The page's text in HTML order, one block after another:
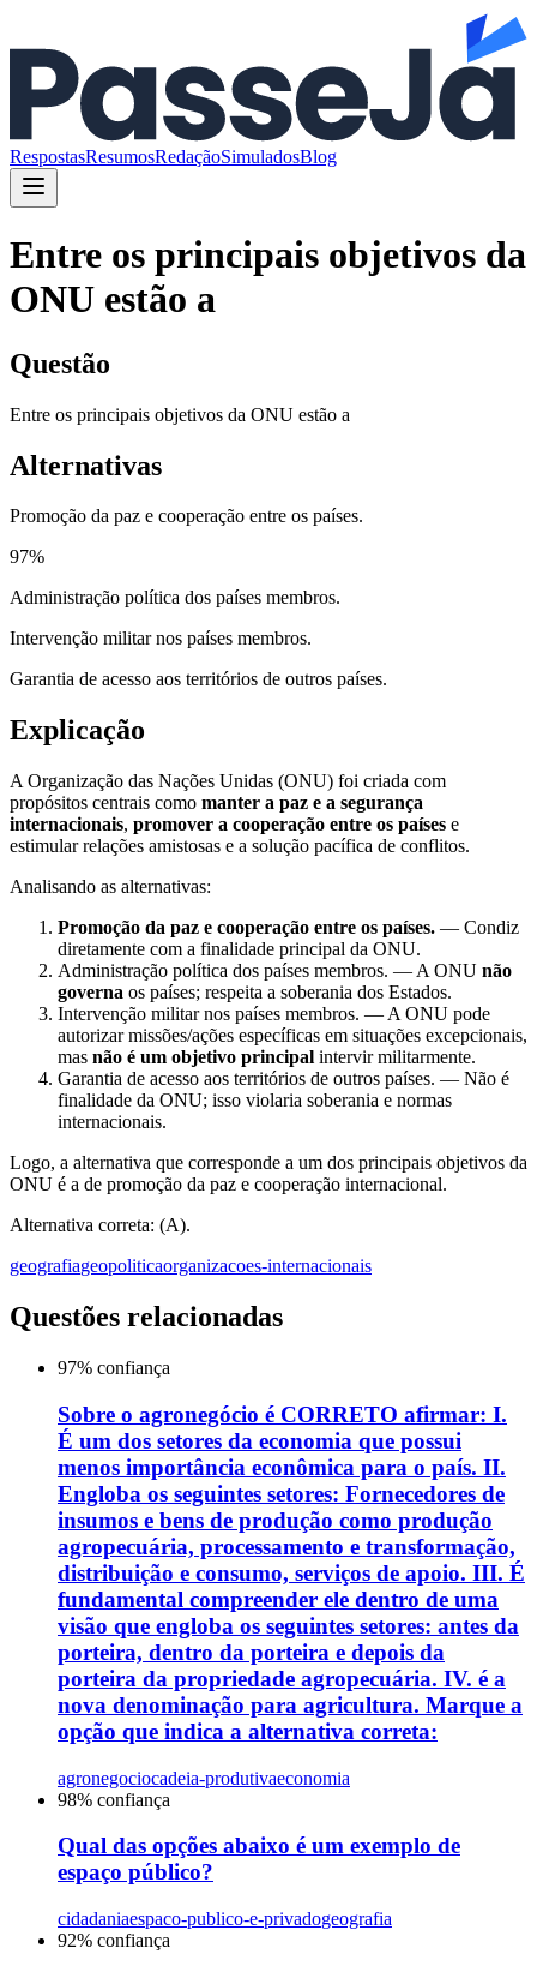
RespostasResumosRedaçãoSimuladosBlog
Entre os principais objetivos da
ONU estão a
Questão
Entre os principais objetivos da ONU estão a
Alternativas
Promoção da paz e cooperação entre os países.
97%
Administração política dos países membros.
Intervenção militar nos países membros.
Garantia de acesso aos territórios de outros países.
Explicação
A Organização das Nações Unidas (ONU) foi criada com
propósitos centrais como manter a paz e a segurança
internacionais, promover a cooperação entre os países e
estimular relações amistosas e a solução pacífica de conflitos.
Analisando as alternativas:
Promoção da paz e cooperação entre os países. — Condiz
diretamente com a finalidade principal da ONU.
Administração política dos países membros. — A ONU não
governa os países; respeita a soberania dos Estados.
Intervenção militar nos países membros. — A ONU pode
autorizar missões/ações específicas em situações excepcionais,
mas não é um objetivo principal intervir militarmente.
Garantia de acesso aos territórios de outros países. — Não é
finalidade da ONU; isso violaria soberania e normas
internacionais.
Logo, a alternativa que corresponde a um dos principais objetivos da
ONU é a de promoção da paz e cooperação internacional.
Alternativa correta: (A).
geografiageopoliticaorganizacoes-internacionais
Questões relacionadas
97% confiança
Sobre o agronegócio é CORRETO afirmar: I.
É um dos setores da economia que possui
menos importância econômica para o país. II.
Engloba os seguintes setores: Fornecedores de
insumos e bens de produção como produção
agropecuária, processamento e transformação,
distribuição e consumo, serviços de apoio. III. É
fundamental compreender ele dentro de uma
visão que engloba os seguintes setores: antes da
porteira, dentro da porteira e depois da
porteira da propriedade agropecuária. IV. é a
nova denominação para agricultura. Marque a
opção que indica a alternativa correta:
agronegociocadeia-produtivaeconomia
98% confiança
Qual das opções abaixo é um exemplo de
espaço público?
cidadaniaespaco-publico-e-privadogeografia
92% confiança